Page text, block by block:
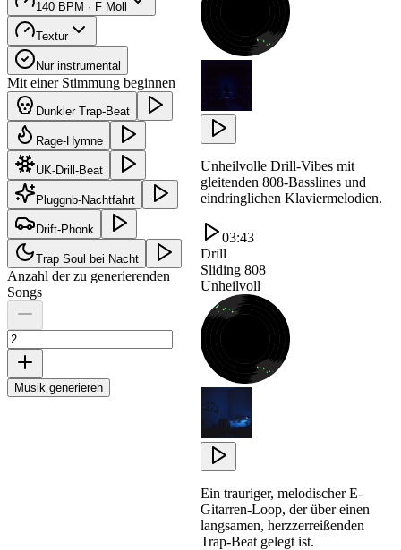
140 BPM · F Moll
Textur
Nur instrumental
Mit einer Stimmung beginnen
Dunkler Trap-Beat
Rage-Hymne
UK-Drill-Beat
Pluggnb-Nachtfahrt
Drift-Phonk
Trap Soul bei Nacht
Anzahl der zu generierenden
Songs
Musik generieren
Unheilvolle Drill-Vibes mit
gleitenden 808-Basslines und
eindringlichen Klaviermelodien.
03:43
Drill
Sliding 808
Unheilvoll
Ein trauriger, melodischer E-
Gitarren-Loop, der über einen
langsamen, herzzerreißenden
Trap-Beat gelegt ist.